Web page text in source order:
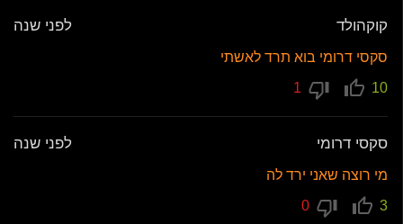
קוקהולד לפני שנה
סקסי דרומי בוא תרד לאשתי
10
סקסי דרומי לפני שנה
מי רוצה שאני ירד לה
3